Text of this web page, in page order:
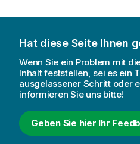
Hat diese Seite Ihnen
Wenn Sie ein Problem mit
Inhalt feststellen, sei es ein
ausgelassener Schritt oder
informieren Sie uns bitte!
Geben Sie hier Ihr